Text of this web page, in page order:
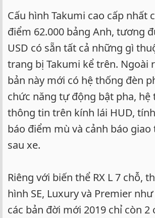
Cấu hình Takumi cao cấp nhất
điểm 62.000 bảng Anh, tương
USD có sẵn tất cả những gì
trang bị Takumi kể trên. Ngoài
bản này mới có hệ thống đèn
chức năng tự động bật pha, hệ
thông tin trên kính lái HUD,
báo điểm mù và cảnh báo
sau xe.
Riêng với biến thể RX L 7 chỗ,
hình SE, Luxury và Premier
các bản đời mới 2019 chỉ còn 2